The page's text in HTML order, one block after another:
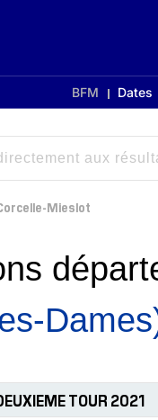
BFM Dates
Mieslot
TOUR 2021